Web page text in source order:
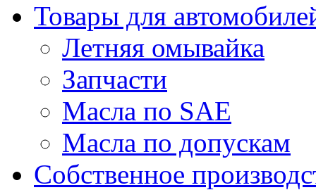
Товары для
Летняя омывайка
Запчасти
Масла по SAE
Масла по допускам
Собственное